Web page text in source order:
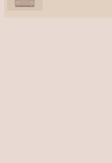
АртБульвар в День города